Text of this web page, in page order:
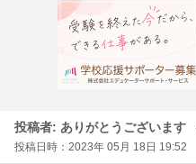
投稿者: ありがとうございます
投稿日時：2023年 05月 18日 19:52